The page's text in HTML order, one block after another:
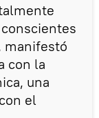
manifestó
con la
una
el